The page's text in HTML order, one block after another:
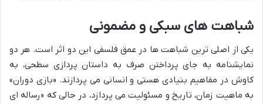
شباهت های سبکی و مضمونی
یکی از اصلی ترین شباهت ها در عمق فلسفی این دو اثر است. هر دو
نمایشنامه به جای پرداختن صرف به داستان پردازی سطحی، به
کاوش در مفاهیم بنیادی هستی و انسانی می پردازند. «بازی دوران»
به ماهیت زمان، تاریخ و مسئولیت می پردازد، در حالی که «رساله ای